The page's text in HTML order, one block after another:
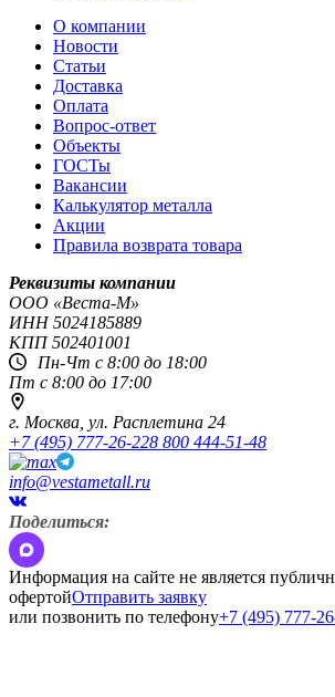
О компании
Новости
Статьи
Доставка
Оплата
Вопрос-ответ
Объекты
ГОСТы
Вакансии
Калькулятор металла
Акции
Правила возврата товара
Реквизиты компании
OOO «Веста-М»
ИНН5024185889
КПП502401001
Пн-Чт с 8:00 до 18:00
Пт с 8:00 до 17:00
г. Москва, ул. Расплетина 24
+7 (495) 777-26-228 800 444-51-48
info@vestametall.ru
Поделиться:
Информация на сайте не является
офертойОтправить заявку
или позвонить по телефону+7 (495) 777-